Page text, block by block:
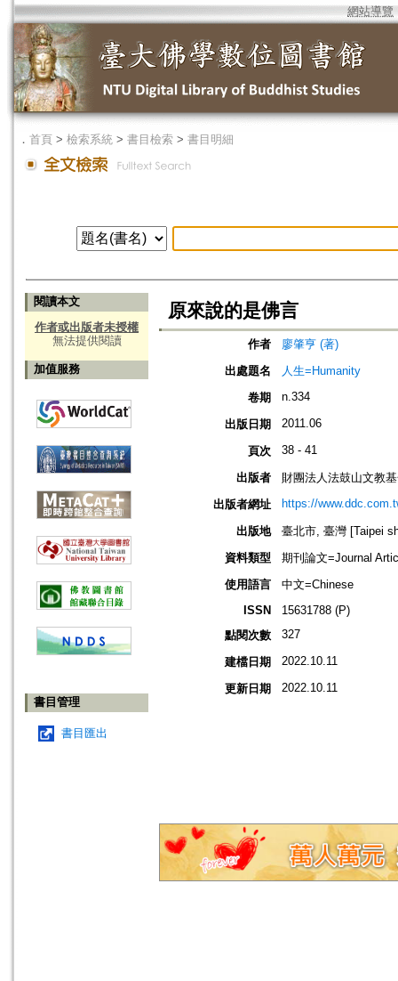
網站導覽
． 首頁 > 檢索系統 > 書目檢索 > 書目明細
閱讀本文
作者或出版者未授權
無法提供閱讀
加值服務
書目管理
書目匯出
原來說的是佛言
作者
廖肇亨 (著)
出處題名
人生=Humanity
卷期
n.334
出版日期 2011.06
頁次 38 - 41
出版者
財團法人法鼓山文教
出版者網址
https://
出版地
臺北市, 臺灣 [Taipei
資料類型
期刊論文=Journal
使用語言
中文=Chinese
ISSN
15631788 (P)
點閱次數
327
建檔日期 2022.10.11
更新日期 2022.10.11